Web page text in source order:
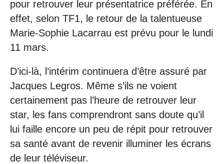
pour retrouver leur présentatrice préférée. En
effet, selon TF1, le retour de la talentueuse
Marie-Sophie Lacarrau est prévu pour le lundi
11 mars.
D’ici-là, l’intérim continuera d’être assuré par
Jacques Legros. Même s’ils ne voient
certainement pas l’heure de retrouver leur
star, les fans comprendront sans doute qu’il
lui faille encore un peu de répit pour retrouver
sa santé avant de revenir illuminer les écrans
de leur téléviseur.